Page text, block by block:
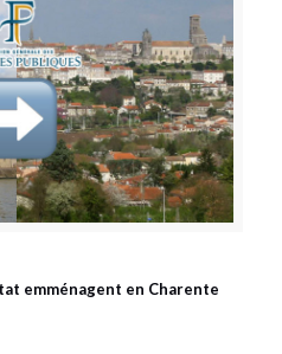
emménagent en Charente